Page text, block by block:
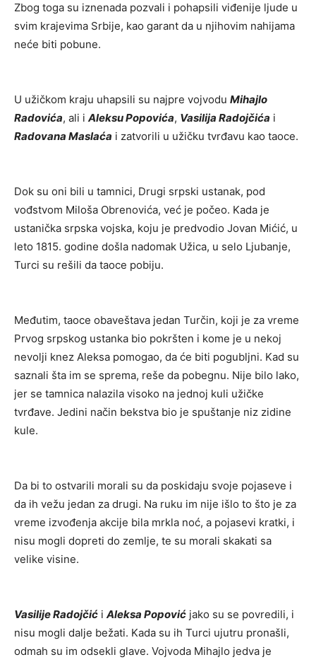
Zbog toga su iznenada pozvali i pohapsili viđenije ljude u
svim krajevima Srbije, kao garant da u njihovim nahijama
neće biti pobune.
U užičkom kraju uhapsili su najpre vojvodu Mihajlo
Radovića, ali i Aleksu Popovića, Vasilija Radojčića i
Radovana Maslaća i zatvorili u užičku tvrđavu kao taoce.
Dok su oni bili u tamnici, Drugi srpski ustanak, pod
vođstvom Miloša Obrenovića, već je počeo. Kada je
ustanička srpska vojska, koju je predvodio Jovan Mićić, u
leto 1815. godine došla nadomak Užica, u selo Ljubanje,
Turci su rešili da taoce pobiju.
Međutim, taoce obaveštava jedan Turčin, koji je za vreme
Prvog srpskog ustanka bio pokršten i kome je u nekoj
nevolji knez Aleksa pomogao, da će biti pogubljni. Kad su
saznali šta im se sprema, reše da pobegnu. Nije bilo lako,
jer se tamnica nalazila visoko na jednoj kuli užičke
tvrđave. Jedini način bekstva bio je spuštanje niz zidine
kule.
Da bi to ostvarili morali su da poskidaju svoje pojaseve i
da ih vežu jedan za drugi. Na ruku im nije išlo to što je za
vreme izvođenja akcije bila mrkla noć, a pojasevi kratki, i
nisu mogli dopreti do zemlje, te su morali skakati sa
velike visine.
Vasilije Radojčić i Aleksa Popović jako su se povredili, i
nisu mogli dalje bežati. Kada su ih Turci ujutru pronašli,
odmah su im odsekli glave. Vojvoda Mihajlo jedva je